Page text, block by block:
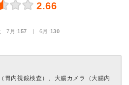
2.66
7月:157 | 6月:130
胃内視鏡検査）、大腸カメラ（大腸内